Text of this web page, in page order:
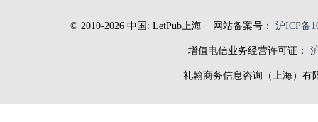
© 2010-2026 中国: LetPub上海 网站备案号： 沪ICP备
增值电信业务经营许可证：
礼翰商务信息咨询（上海）